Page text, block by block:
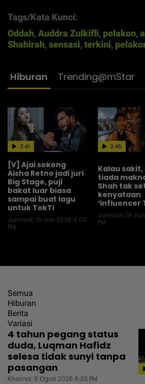
Tags/Kata Kunci:
Oddah,Auddra Zulkifli, pelakon,
Shahirah,sensasi,terkini,
Hiburan Trending@mStar
[V] Ajai sokong
Aisha Retno jadi juri
Big Stage, puji
bakat luar biasa
sampai buat lagu
untuk TokTi
Jumaat, 19 Jun 2026 4:00
PM
3:41
Kalau
tiada
Shah tak
kenyataan
‘influencer
Jumaat, 19
PM
2:45
Semua
Hiburan
Berita
Variasi
4 tahun pegang status
duda, Luqman Hafidz
selesa tidak sunyi tanpa
pasangan
Khamis, 6 Ogos 2026 6:30 PM